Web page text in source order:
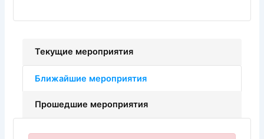
Текущие мероприятия
Ближайшие мероприятия
Прошедшие мероприятия